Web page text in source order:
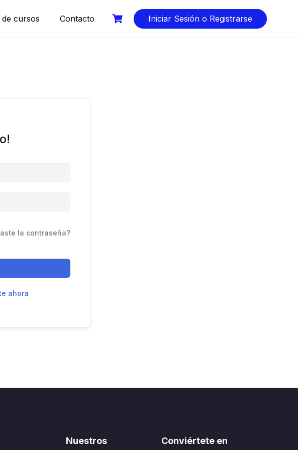
de cursos Contacto Iniciar Sesión o Registrarse
la contraseña?
ahora
Nuestros Conviértete en